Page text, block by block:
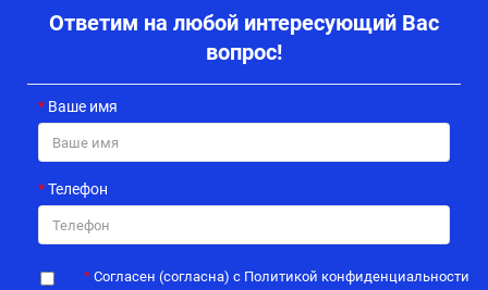
Ответим на любой интересующий Вас
вопрос!
Ваше имя
Телефон
Согласен (согласна) с Политикой конфиденциальности